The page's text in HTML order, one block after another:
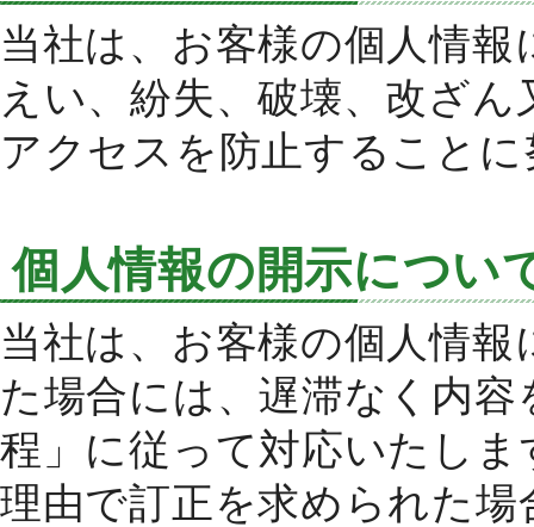
当社は、お客様の個人情
えい、紛失、破壊、改ざ
アクセスを防止すること
個人情報の開示につい
当社は、お客様の個人情
た場合には、遅滞なく内
程」に従って対応いたし
理由で訂正を求められた